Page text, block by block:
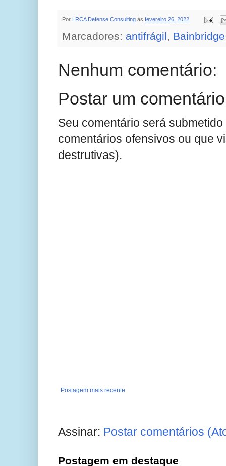
Por LRCA Defense Consulting às fevereiro 26, 2022
Marcadores: antifrágil, Bainbridge
Nenhum comentário:
Postar um comentário
Seu comentário será
comentários ofensivos ou que
destrutivas).
Postagem mais recente
Assinar: Postar comentários
Postagem em destaque